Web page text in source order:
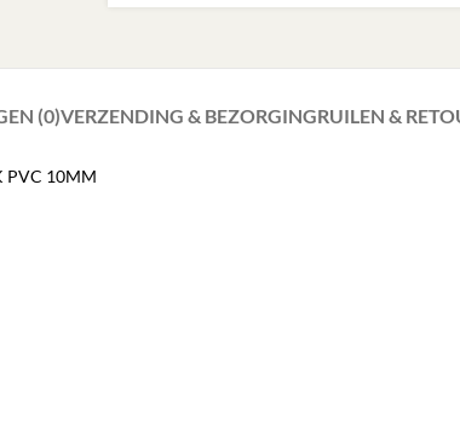
(0)VERZENDING & BEZORGINGRUILEN &
PVC 10MM